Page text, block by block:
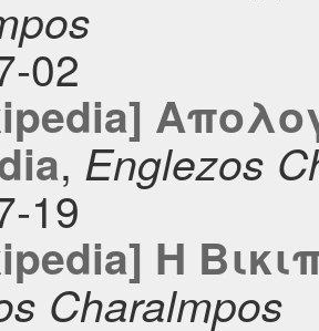
02
, Englezos
19
Η
Charalmpos